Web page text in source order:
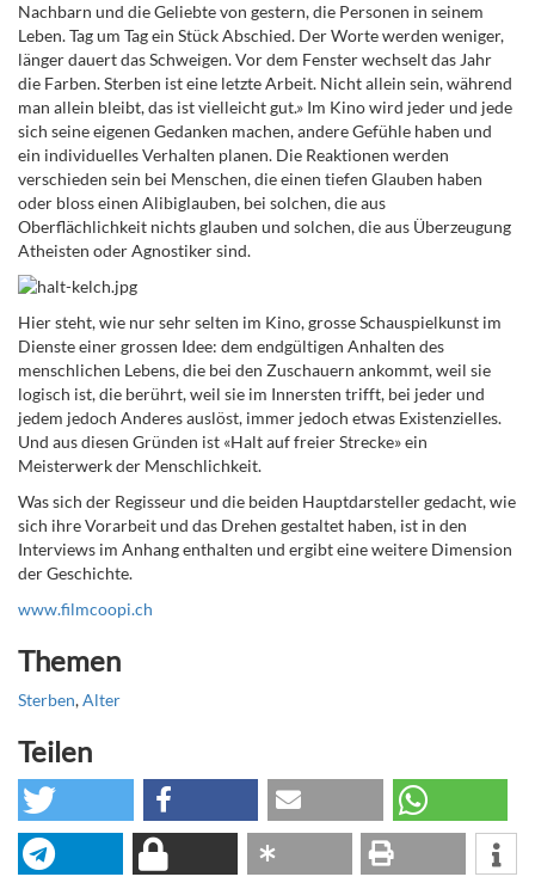
Nachbarn und die Geliebte von gestern, die Personen in seinem
Leben. Tag um Tag ein Stück Abschied. Der Worte werden weniger,
länger dauert das Schweigen. Vor dem Fenster wechselt das Jahr
die Farben. Sterben ist eine letzte Arbeit. Nicht allein sein, während
man allein bleibt, das ist vielleicht gut.» Im Kino wird jeder und jede
sich seine eigenen Gedanken machen, andere Gefühle haben und
ein individuelles Verhalten planen. Die Reaktionen werden
verschieden sein bei Menschen, die einen tiefen Glauben haben
oder bloss einen Alibiglauben, bei solchen, die aus
Oberflächlichkeit nichts glauben und solchen, die aus Überzeugung
Atheisten oder Agnostiker sind.
Hier steht, wie nur sehr selten im Kino, grosse Schauspielkunst im
Dienste einer grossen Idee: dem endgültigen Anhalten des
menschlichen Lebens, die bei den Zuschauern ankommt, weil sie
logisch ist, die berührt, weil sie im Innersten trifft, bei jeder und
jedem jedoch Anderes auslöst, immer jedoch etwas Existenzielles.
Und aus diesen Gründen ist «Halt auf freier Strecke» ein
Meisterwerk der Menschlichkeit.
Was sich der Regisseur und die beiden Hauptdarsteller gedacht, wie
sich ihre Vorarbeit und das Drehen gestaltet haben, ist in den
Interviews im Anhang enthalten und ergibt eine weitere Dimension
der Geschichte.
www.filmcoopi.ch
Themen
Sterben,Alter
Teilen